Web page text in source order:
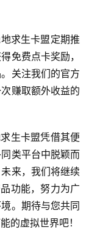
求生卡盟定期推
免费点卡奖励，
关注我们的官方
赚取额外收益的
生卡盟凭借其便
类平台中脱颖而
来，我们将继续
功能，努力为广
。期待与您共同
的虚拟世界吧！